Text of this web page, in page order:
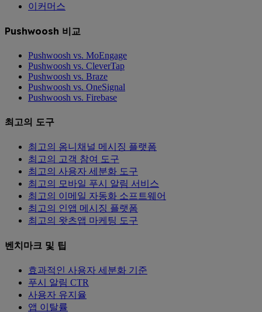
이커머스
Pushwoosh 비교
Pushwoosh vs. MoEngage
Pushwoosh vs. CleverTap
Pushwoosh vs. Braze
Pushwoosh vs. OneSignal
Pushwoosh vs. Firebase
최고의 도구
최고의 옴니채널 메시징 플랫폼
최고의 고객 참여 도구
최고의 사용자 세분화 도구
최고의 모바일 푸시 알림 서비스
최고의 이메일 자동화 소프트웨어
최고의 인앱 메시징 플랫폼
최고의 왓츠앱 마케팅 도구
벤치마크 및 팁
효과적인 사용자 세분화 기준
푸시 알림 CTR
사용자 유지율
앱 이탈률